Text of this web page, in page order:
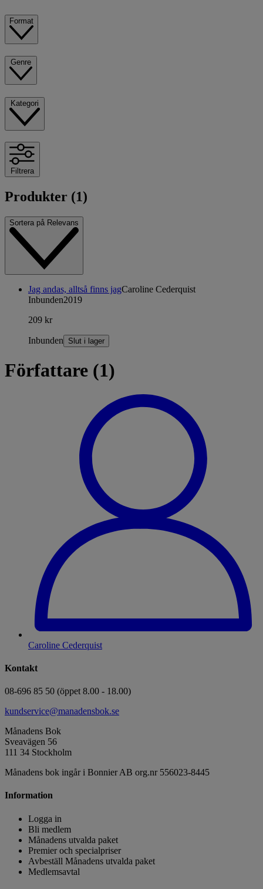
Format
Filtrera
Produkter (1)
Sortera på Relevans
Jag andas, alltså finns jagCaroline Cederquist
Inbunden2019
209 kr
Inbunden Slut i lager
Författare (1)
Caroline Cederquist
Kontakt
08-696 85 50 (öppet 8.00 - 18.00)
kundservice@manadensbok.se
Månadens Bok
Sveavägen 56
111 34 Stockholm
Månadens bok ingår i Bonnier AB org.nr 556023-8445
Information
Logga in
Bli medlem
Månadens utvalda paket
Premier och specialpriser
Avbeställ Månadens utvalda paket
Medlemsavtal